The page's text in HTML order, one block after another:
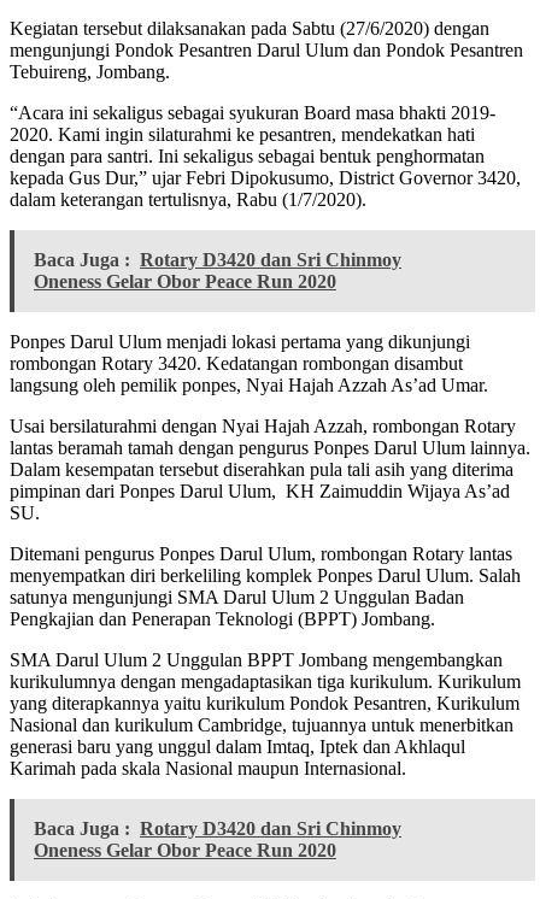
Kegiatan tersebut dilaksanakan pada Sabtu (27/6/2020) dengan
mengunjungi Pondok Pesantren Darul Ulum dan Pondok Pesantren
Tebuireng, Jombang.
“Acara ini sekaligus sebagai syukuran Board masa bhakti 2019-
2020. Kami ingin silaturahmi ke pesantren, mendekatkan hati
dengan para santri. Ini sekaligus sebagai bentuk penghormatan
kepada Gus Dur,” ujar Febri Dipokusumo, District Governor 3420,
dalam keterangan tertulisnya, Rabu (1/7/2020).
Baca Juga : Rotary D3420 dan Sri Chinmoy
Oneness Gelar Obor Peace Run 2020
Ponpes Darul Ulum menjadi lokasi pertama yang dikunjungi
rombongan Rotary 3420. Kedatangan rombongan disambut
langsung oleh pemilik ponpes, Nyai Hajah Azzah As’ad Umar.
Usai bersilaturahmi dengan Nyai Hajah Azzah, rombongan Rotary
lantas beramah tamah dengan pengurus Ponpes Darul Ulum lainnya.
Dalam kesempatan tersebut diserahkan pula tali asih yang diterima
pimpinan dari Ponpes Darul Ulum, KH Zaimuddin Wijaya As’ad
SU.
Ditemani pengurus Ponpes Darul Ulum, rombongan Rotary lantas
menyempatkan diri berkeliling komplek Ponpes Darul Ulum. Salah
satunya mengunjungi SMA Darul Ulum 2 Unggulan Badan
Pengkajian dan Penerapan Teknologi (BPPT) Jombang.
SMA Darul Ulum 2 Unggulan BPPT Jombang mengembangkan
kurikulumnya dengan mengadaptasikan tiga kurikulum. Kurikulum
yang diterapkannya yaitu kurikulum Pondok Pesantren, Kurikulum
Nasional dan kurikulum Cambridge, tujuannya untuk menerbitkan
generasi baru yang unggul dalam Imtaq, Iptek dan Akhlaqul
Karimah pada skala Nasional maupun Internasional.
Baca Juga : Rotary D3420 dan Sri Chinmoy
Oneness Gelar Obor Peace Run 2020